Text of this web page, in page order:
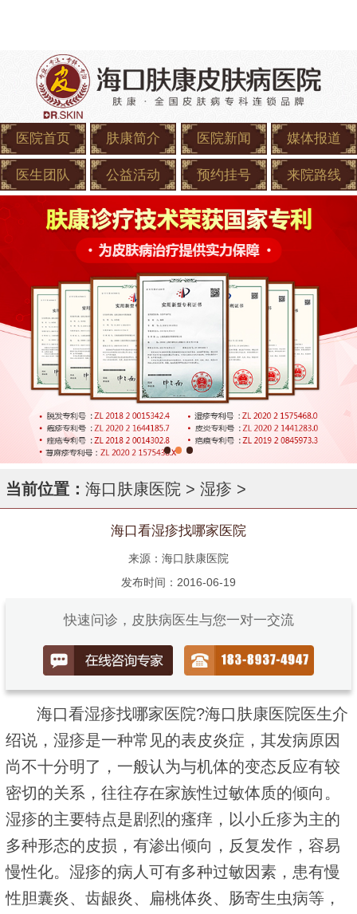
医院首页 肤康简介 医院新闻 媒体报道
医生团队 公益活动 预约挂号 来院路线
当前位置： 海口肤康医院 > 湿疹 >
海口看湿疹找哪家医院
来源：海口肤康医院
发布时间：2016-06-19
快速问诊，皮肤病医生与您一对一交流
海口看湿疹找哪家医院?海口肤康医院医生介
绍说，湿疹是一种常见的表皮炎症，其发病原因
尚不十分明了，一般认为与机体的变态反应有较
密切的关系，往往存在家族性过敏体质的倾向。
湿疹的主要特点是剧烈的瘙痒，以小丘疹为主的
多种形态的皮损，有渗出倾向，反复发作，容易
慢性化。湿疹的病人可有多种过敏因素，患有慢
性胆囊炎、齿龈炎、扁桃体炎、肠寄生虫病等，